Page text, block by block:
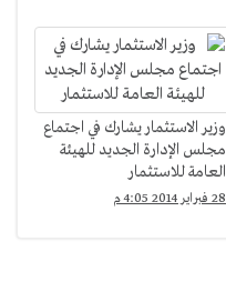
وزير الاستثمار يشارك في اجتماع
مجلس الإدارة الجديد للهيئة
العامة للاستثمار
28 فبراير 2014 4:05 م